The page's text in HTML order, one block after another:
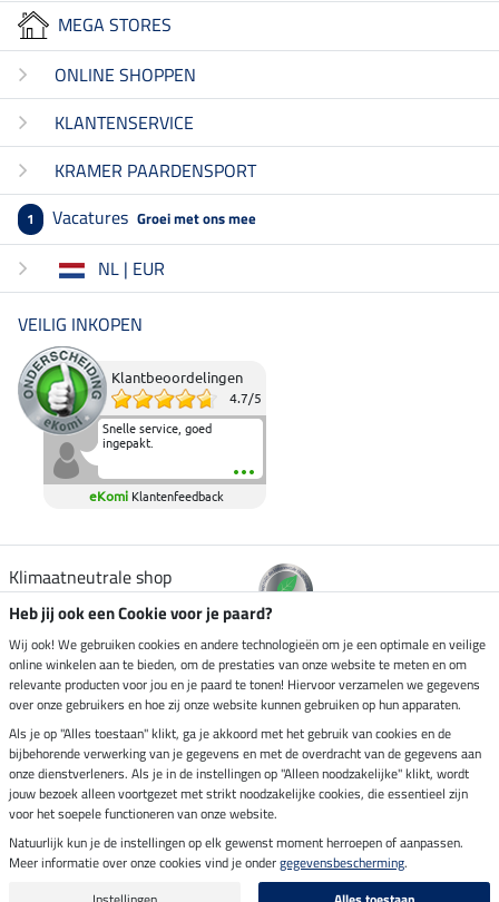
MEGA STORES
ONLINE SHOPPEN
KLANTENSERVICE
KRAMER PAARDENSPORT
1 Vacatures Groei met ons mee
NL | EUR
VEILIG INKOPEN
Klantbeoordelingen
4.7/5
Snelle service, goed
ingepakt.
eKomi Klantenfeedback
Klimaatneutrale shop
Verzending per
Veilig betalen met
Impressum
Laatste update op 10.08.2026 om 14:33 uur
Alle prijzen in euro's, incl. BTW, excl. verzendkosten.
Heb jij ook een Cookie voor je paard?
Wij ook! We gebruiken cookies en andere technologieën om je een optimale en veilige
online winkelen aan te bieden, om de prestaties van onze website te meten en om
relevante producten voor jou en je paard te tonen! Hiervoor verzamelen we gegevens
over onze gebruikers en hoe zij onze website kunnen gebruiken op hun apparaten.
Als je op "Alles toestaan" klikt, ga je akkoord met het gebruik van cookies en de
bijbehorende verwerking van je gegevens en met de overdracht van de gegevens aan
onze dienstverleners. Als je in de instellingen op "Alleen noodzakelijke" klikt, wordt
jouw bezoek alleen voortgezet met strikt noodzakelijke cookies, die essentieel zijn
voor het soepele functioneren van onze website.
Natuurlijk kun je de instellingen op elk gewenst moment herroepen of aanpassen.
Meer informatie over onze cookies vind je ondergegevensbescherming.